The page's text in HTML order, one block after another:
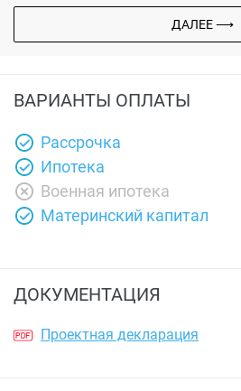
ДАЛЕЕ ⟶
ВАРИАНТЫ ОПЛАТЫ
Рассрочка
Ипотека
Военная ипотека
Материнский капитал
ДОКУМЕНТАЦИЯ
Проектная декларация